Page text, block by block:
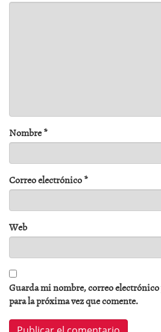
Nombre*
Correo electrónico*
Web
Guarda mi nombre, correo electrónico
para la próxima vez que comente.